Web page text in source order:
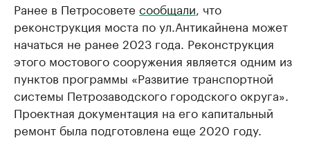
Ранее в Петросовете сообщали, что
реконструкция моста по ул.Антикайнена может
начаться не ранее 2023 года. Реконструкция
этого мостового сооружения является одним из
пунктов программы «Развитие транспортной
системы Петрозаводского городского округа».
Проектная документация на его капитальный
ремонт была подготовлена еще 2020 году.